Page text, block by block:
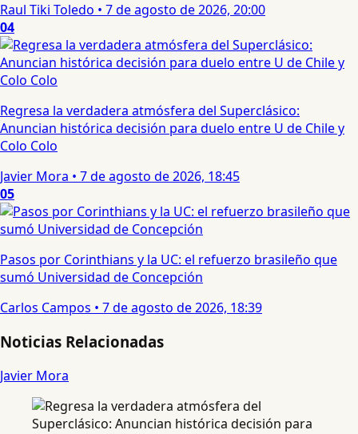
Raul Tiki Toledo • 7 de agosto de 2026, 20:00
04
Regresa la verdadera atmósfera del Superclásico:
Anuncian histórica decisión para duelo entre U de Chile y
Colo Colo
Javier Mora • 7 de agosto de 2026, 18:45
05
Pasos por Corinthians y la UC: el refuerzo brasileño que
sumó Universidad de Concepción
Carlos Campos • 7 de agosto de 2026, 18:39
Noticias Relacionadas
Javier Mora